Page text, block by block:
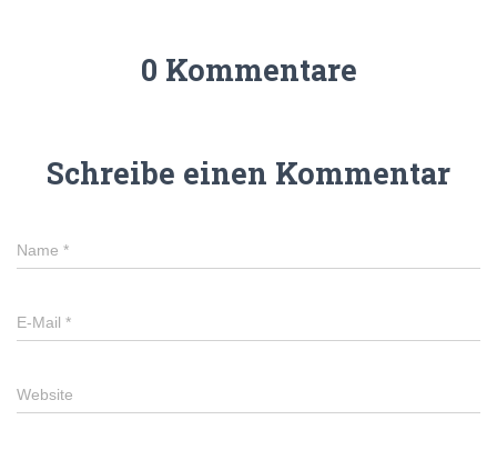
0 Kommentare
Schreibe einen Kommentar
Name *
E-Mail *
Website